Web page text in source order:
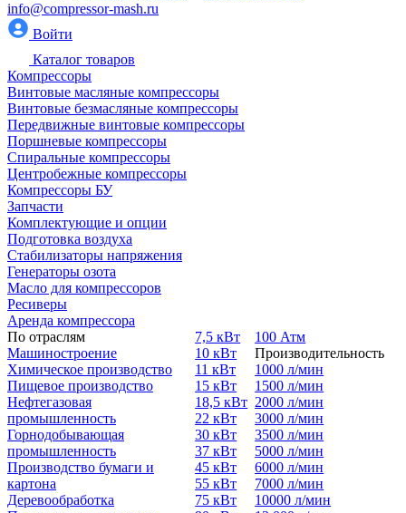
info@compressor-mash.ru
Войти
Каталог товаров
Компрессоры
Винтовые масляные компрессоры
Винтовые безмасляные компрессоры
Передвижные винтовые компрессоры
Поршневые компрессоры
Спиральные компрессоры
Центробежные компрессоры
Компрессоры БУ
Запчасти
Комплектующие и опции
Подготовка воздуха
Стабилизаторы напряжения
Генераторы озота
Масло для компрессоров
Ресиверы
Аренда компрессора
По отраслям
Машиностроение
Химическое производство
Пищевое производство
Нефтегазовая
промышленность
Горнодобывающая
промышленность
Производство бумаги и
картона
Деревообработка
7,5 кВт
10 кВт
11 кВт
15 кВт
18,5 кВт
22 кВт
30 кВт
37 кВт
45 кВт
55 кВт
75 кВт
100 Атм
Производительность
1000 л/мин
1500 л/мин
2000 л/мин
3000 л/мин
3500 л/мин
5000 л/мин
6000 л/мин
7000 л/мин
10000 л/мин